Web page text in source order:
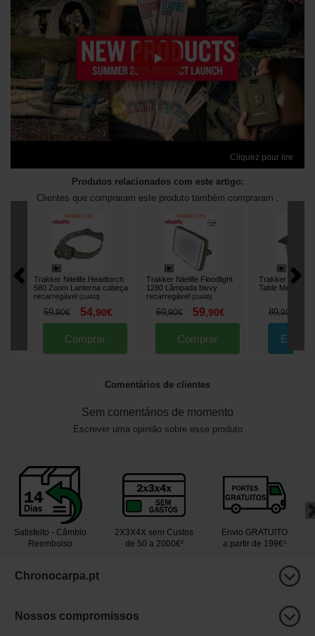
Cliquez pour lire
Produtos relacionados com este artigo:
Clientes que compraram este produto também compraram :
Trakker Nitelife Headtorch
580 Zoom Lanterna cabeça
recarregável
[214433]
59,90€ 54,90€
Comprar
Trakker Nitelife Floodlight
1280 Lâmpada bivvy
recarregável
[214435]
69,90€ 59,90€
Comprar
Trakker Folding
Table Mesa
89,90
Comentários de clientes
Sem comentários de momento
Escrever uma opinião sobre esse produto
Satisfeito - Câmbio
Reembolso
2X3X4X sem Custos
de 50 a 2000€²
Envio GRATUITO
a partir de 199€¹
Chronocarpa.pt
Nossos compromissos